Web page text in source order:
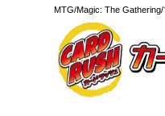
MTG/Magic: The